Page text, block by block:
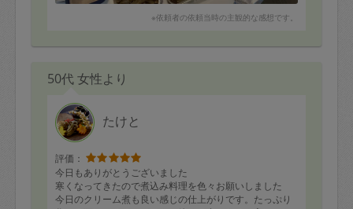
※依頼者の依頼当時の主観的な感想です。
50代 女性より
たけと
評価：
今日もありがとうございました
寒くなってきたので煮込み料理を色々お願いしました
今日のクリーム煮も良い感じの仕上がりです。たっぷり